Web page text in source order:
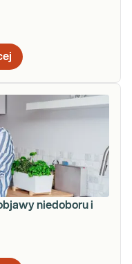
niedoboru i